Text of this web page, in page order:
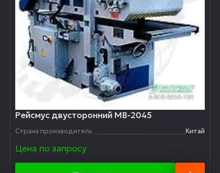
Рейсмус двусторонний MВ-2045
Страна производитель Китай
Цена по запросу